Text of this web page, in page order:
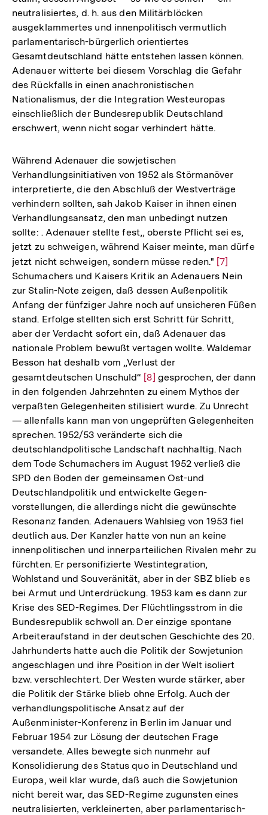
neutralisiertes, d. h. aus den Militärblöcken
ausgeklammertes und innenpolitisch vermutlich
parlamentarisch-bürgerlich orientiertes
Gesamtdeutschland hätte entstehen lassen können.
Adenauer witterte bei diesem Vorschlag die Gefahr
des Rückfalls in einen anachronistischen
Nationalismus, der die Integration Westeuropas
einschließlich der Bundesrepublik Deutschland
erschwert, wenn nicht sogar verhindert hätte.
Während Adenauer die sowjetischen
Verhandlungsinitiativen von 1952 als Störmanöver
interpretierte, die den Abschluß der Westverträge
verhindern sollten, sah Jakob Kaiser in ihnen einen
Verhandlungsansatz, den man unbedingt nutzen
sollte: . Adenauer stellte fest,, oberste Pflicht sei es,
jetzt zu schweigen, während Kaiser meinte, man dürfe
jetzt nicht schweigen, sondern müsse reden." Zur
Auflösung
der
Fußnote
[7]
Schumachers und Kaisers Kritik an Adenauers Nein
zur Stalin-Note zeigen, daß dessen Außenpolitik
Anfang der fünfziger Jahre noch auf unsicheren Füßen
stand. Erfolge stellten sich erst Schritt für Schritt,
aber der Verdacht sofort ein, daß Adenauer das
nationale Problem bewußt vertagen wollte. Waldemar
Besson hat deshalb vom „Verlust der
gesamtdeutschen Unschuld“ Zur
Auflösung
der
Fußnote
[8] gesprochen, der dann
in den folgenden Jahrzehnten zu einem Mythos der
verpaßten Gelegenheiten stilisiert wurde. Zu Unrecht
— allenfalls kann man von ungeprüften Gelegenheiten
sprechen. 1952/53 veränderte sich die
deutschlandpolitische Landschaft nachhaltig. Nach
dem Tode Schumachers im August 1952 verließ die
SPD den Boden der gemeinsamen Ost-und
Deutschlandpolitik und entwickelte Gegen-
vorstellungen, die allerdings nicht die gewünschte
Resonanz fanden. Adenauers Wahlsieg von 1953 fiel
deutlich aus. Der Kanzler hatte von nun an keine
innenpolitischen und innerparteilichen Rivalen mehr zu
fürchten. Er personifizierte Westintegration,
Wohlstand und Souveränität, aber in der SBZ blieb es
bei Armut und Unterdrückung. 1953 kam es dann zur
Krise des SED-Regimes. Der Flüchtlingsstrom in die
Bundesrepublik schwoll an. Der einzige spontane
Arbeiteraufstand in der deutschen Geschichte des 20.
Jahrhunderts hatte auch die Politik der Sowjetunion
angeschlagen und ihre Position in der Welt isoliert
bzw. verschlechtert. Der Westen wurde stärker, aber
die Politik der Stärke blieb ohne Erfolg. Auch der
verhandlungspolitische Ansatz auf der
Außenminister-Konferenz in Berlin im Januar und
Februar 1954 zur Lösung der deutschen Frage
versandete. Alles bewegte sich nunmehr auf
Konsolidierung des Status quo in Deutschland und
Europa, weil klar wurde, daß auch die Sowjetunion
nicht bereit war, das SED-Regime zugunsten eines
neutralisierten, verkleinerten, aber parlamentarisch-